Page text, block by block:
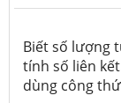
Biết số lượng
tính số liên
dùng công